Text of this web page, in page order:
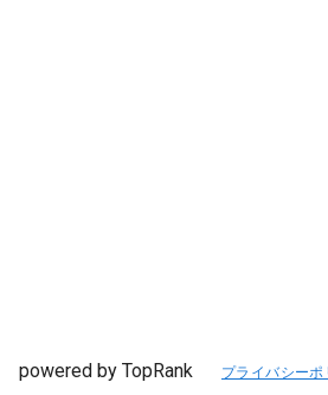
powered by TopRank プライバシーポ